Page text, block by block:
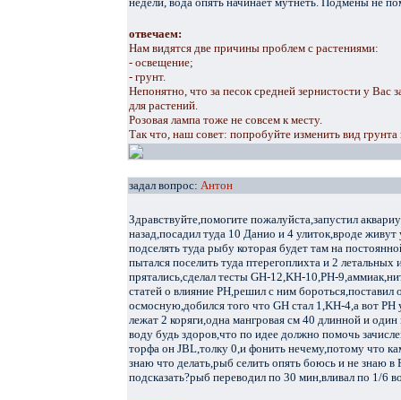
отвечаем:
Нам видятся две причины проблем с растениями:
- освещение;
- грунт.
Непонятно, что за песок средней зернистости у Вас
для растений.
Розовая лампа тоже не совсем к месту.
Так что, наш совет: попробуйте изменить вид
задал вопрос: Антон
Здравствуйте,помогите пожалуйста,запустил
назад,посадил туда 10 Данио и 4 улиток,вроде
подселять туда рыбу которая будет там на
пытался поселить туда птерегоплихта и 2 летальных
прятались,сделал тесты GH-12,KH-10,PH-
статей о влияние PH,решил с ним бороться,поставил
осмосную,добился того что GH стал 1,KH-4,а вот
лежат 2 коряги,одна мангровая см 40 длинной и
воду будь здоров,что по идее должно помочь
торфа он JBL,толку 0,и фонить нечему,потому что
знаю что делать,рыб селить опять боюсь и не знаю
подсказать?рыб переводил по 30 мин,вливал по 1/6